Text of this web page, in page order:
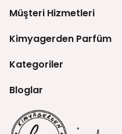
Müşteri Hizmetleri
Kimyagerden Parfüm
Kategoriler
Bloglar